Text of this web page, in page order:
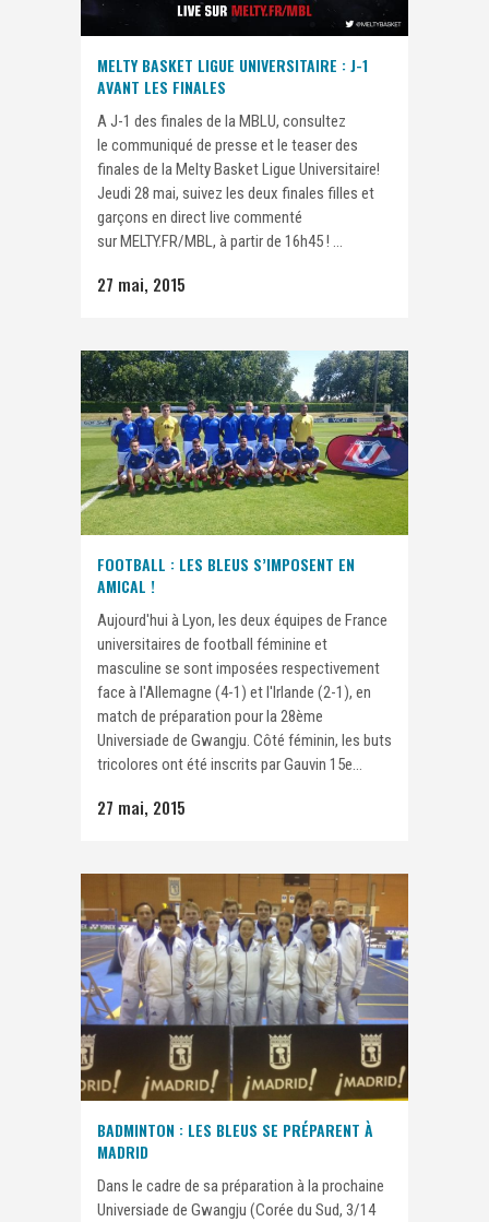
MELTY BASKET LIGUE UNIVERSITAIRE : J-1
AVANT LES FINALES
A J-1 des finales de la MBLU, consultez
le communiqué de presse et le teaser des
finales de la Melty Basket Ligue Universitaire!
Jeudi 28 mai, suivez les deux finales filles et
garçons en direct live commenté
sur MELTY.FR/MBL, à partir de 16h45 ! ...
27 mai, 2015
FOOTBALL : LES BLEUS S’IMPOSENT EN
AMICAL !
Aujourd'hui à Lyon, les deux équipes de France
universitaires de football féminine et
masculine se sont imposées respectivement
face à l'Allemagne (4-1) et l'Irlande (2-1), en
match de préparation pour la 28ème
Universiade de Gwangju. Côté féminin, les buts
tricolores ont été inscrits par Gauvin 15e...
27 mai, 2015
BADMINTON : LES BLEUS SE PRÉPARENT À
MADRID
Dans le cadre de sa préparation à la prochaine
Universiade de Gwangju (Corée du Sud, 3/14